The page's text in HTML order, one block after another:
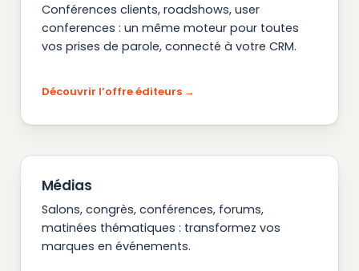
Conférences clients, roadshows, user
conferences : un même moteur pour toutes
vos prises de parole, connecté à votre CRM.
Découvrir l’offre éditeurs
Médias
Salons, congrès, conférences, forums,
matinées thématiques : transformez vos
marques en événements.